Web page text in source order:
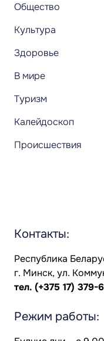
Общество
Культура
Здоровье
В мире
Туризм
Калейдоскоп
Происшествия
Контакты:
Республика
г. Минск, ул.
тел. (+375 17) 379-
Режим работы: